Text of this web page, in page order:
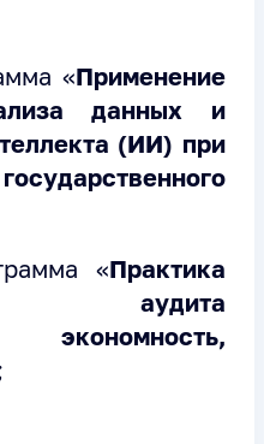
«Применение
данных и
(ИИ) при
«Практика
аудита
экономность,